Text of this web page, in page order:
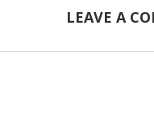
LEAVE A